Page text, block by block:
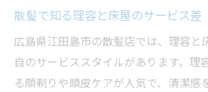
散髪で知る理容と床屋のサービス差
広島県江田島市の散髪店では、理容と
自のサービススタイルがあります。理
る顔剃りや頭皮ケアが人気で、清潔感